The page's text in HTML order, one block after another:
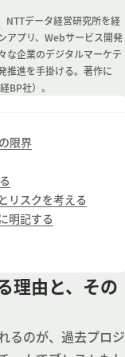
NTTデータ経営研究所を経
アプリ、Webサービス開発
な企業のデジタルマーケテ
推進を手掛ける。著作に
BP社）。
限界
リスクを考える
明記する
理由と、その
るのが、過去プロジ